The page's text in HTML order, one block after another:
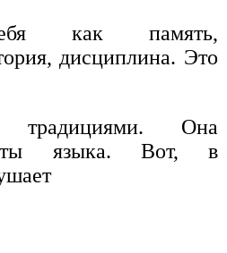
как память,
дисциплина. Это
Она
языка. Вот, в